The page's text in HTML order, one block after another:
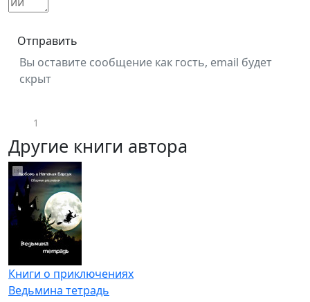
Отправить
Вы оставите сообщение как гость, email будет
скрыт
1
Другие книги автора
Книги о приключениях
Ведьмина тетрадь